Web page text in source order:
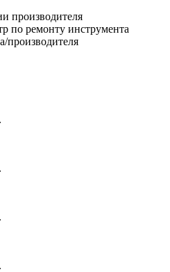
производителя
по ремонту инструмента
производителя